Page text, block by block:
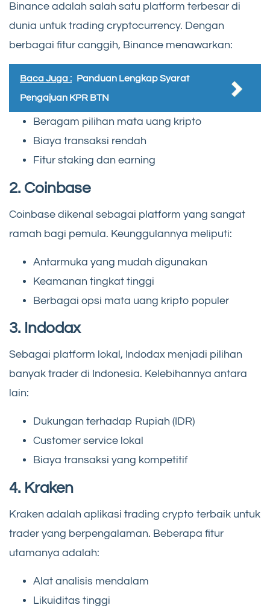
Binance adalah salah satu platform terbesar di
dunia untuk trading cryptocurrency. Dengan
berbagai fitur canggih, Binance menawarkan:
Baca Juga : Panduan Lengkap Syarat
Pengajuan KPR BTN
Beragam pilihan mata uang kripto
Biaya transaksi rendah
Fitur staking dan earning
2. Coinbase
Coinbase dikenal sebagai platform yang sangat
ramah bagi pemula. Keunggulannya meliputi:
Antarmuka yang mudah digunakan
Keamanan tingkat tinggi
Berbagai opsi mata uang kripto populer
3. Indodax
Sebagai platform lokal, Indodax menjadi pilihan
banyak trader di Indonesia. Kelebihannya antara
lain:
Dukungan terhadap Rupiah (IDR)
Customer service lokal
Biaya transaksi yang kompetitif
4. Kraken
Kraken adalah aplikasi trading crypto terbaik untuk
trader yang berpengalaman. Beberapa fitur
utamanya adalah:
Alat analisis mendalam
Likuiditas tinggi